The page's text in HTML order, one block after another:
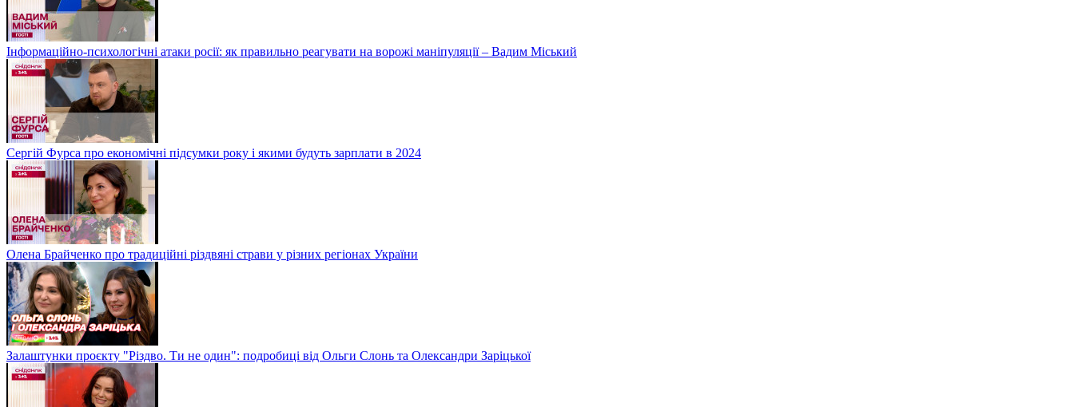
Інформаційно-психологічні атаки росії: як правильно реагувати на ворожі маніпуляції – Вадим Міський
Сергій Фурса про економічні підсумки року і якими будуть зарплати в 2024
Олена Брайченко про традиційні різдвяні страви у різних регіонах України
Залаштунки проєкту "Різдво. Ти не один": подробиці від Ольги Слонь та Олександри Заріцької